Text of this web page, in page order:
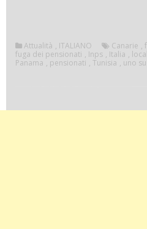
Attualità , ITALIANO Canarie ,
fuga dei pensionati , Inps , Italia ,
Panama , pensionati , Tunisia , uno